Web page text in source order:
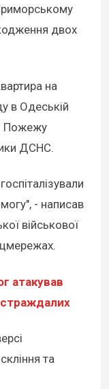
двох
на
в Одеській
Пожежу
ДСНС.
- написав
військової
атакував
та